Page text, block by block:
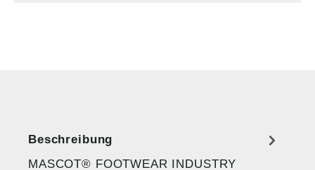
Beschreibung
MASCOT® FOOTWEAR INDUSTRY